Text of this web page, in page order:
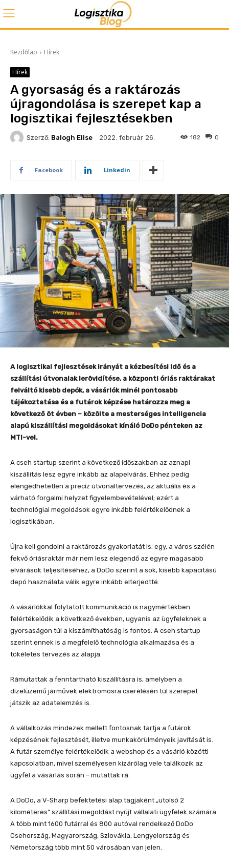
Kezdőlap Hírek
Hírek
A gyorsaság és a raktározás
újragondolása is szerepet kap a
logisztikai fejlesztésekben
Szerző: Balogh Elise 2022. február 26. 0
182
Facebook Linkedin
A logisztikai fejlesztések irányát a kézbesítési idő és a
szállítási útvonalak lerövidítése, a központi óriás raktárakat
felváltó kisebb depók, a vásárlók minél pontosabb
tájékoztatása és a futárok képzése határozza meg a
következő öt évben – közölte a mesterséges intelligencia
alapú kiszállítási megoldásokat kínáló DoDo pénteken az
MTI-vel.
A cseh startup szerint a következő időszakban az aznapi
kiszállítás lesz egyre inkább az alapelvárás. Ehhez pedig
elengedhetetlen a precíz útvonaltervezés, az aktuális és a
várható forgalmi helyzet figyelembevételével; ezért a
technológiai megoldások egyre inkább felértékelődnek a
logisztikában.
Újra kell gondolni a raktározás gyakorlatát is: egy, a város szélén
fekvő óriásraktár már nem lesz elegendő az egyre magasabb
elvárások teljesítéséhez, a DoDo szerint a sok, kisebb kapacitású
depó használata válik egyre inkább elterjedtté.
A vásárlókkal folytatott kommunikáció is nagymértékben
felértékelődik a következő években, ugyanis az ügyfeleknek a
gyorsaságon túl a kiszámíthatóság is fontos. A cseh startup
szerint ennek is a megfelelő technológia alkalmazása és a
tökéletes tervezés az alapja.
Rámutattak a fenntartható kiszállításra is, amelyben a
dízelüzemű járművek elektromosra cserélésén túl szerepet
játszik az adatelemzés is.
A vállalkozás mindezek mellett fontosnak tartja a futárok
képzésének fejlesztését, illetve munkakörülményeik javítását is.
A futár személye felértékelődik a webshop és a vásárló közötti
kapcsolatban, mivel személyesen kizárólag vele találkozik az
ügyfél a vásárlás során – mutattak rá.
A DoDo, a V-Sharp befektetési alap tagjaként „utolsó 2
kilométeres” szállítási megoldást nyújt vállalati ügyfelek számára.
A több mint 1600 futárral és 800 autóval rendelkező DoDo
Csehország, Magyarország, Szlovákia, Lengyelország és
Németország több mint 50 városában van jelen.